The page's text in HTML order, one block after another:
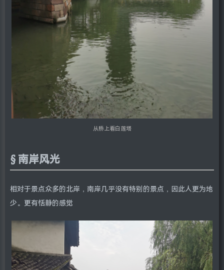
从桥上看白莲塔
南岸风光
相对于景点众多的北岸，南岸几乎没有特别的景点，因此人更为地
少。更有恬静的感觉